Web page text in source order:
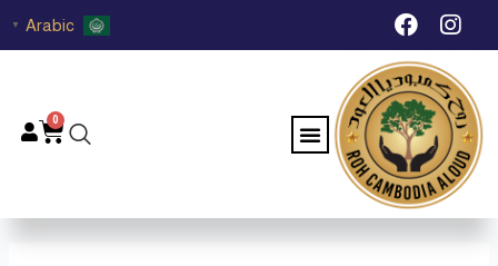
تخطي I
n
s
t
a
g
r
a
m
F
a
c
e
b
o
o
k
Arabic
▼
Menu
0
Post
navigation